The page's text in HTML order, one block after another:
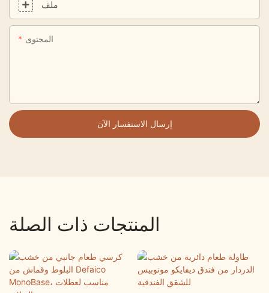
ملف
المحتوى
إرسال الاستفسار الآن
المنتجات ذات الصلة